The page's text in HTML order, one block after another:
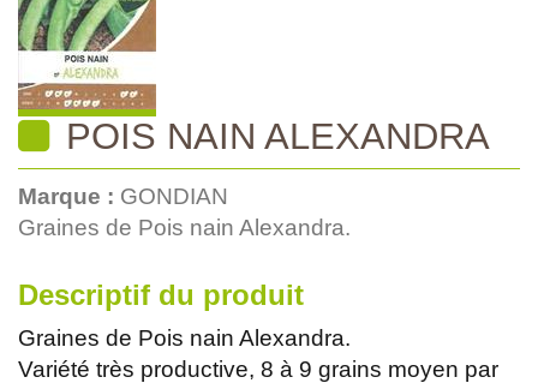
POIS NAIN ALEXANDRA
Marque : GONDIAN
Graines de Pois nain Alexandra.
Descriptif du produit
Graines de Pois nain Alexandra.
Variété très productive, 8 à 9 grains moyen par